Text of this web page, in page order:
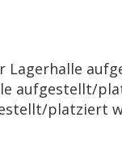
Lagerhalle
aufgestellt/
platziert